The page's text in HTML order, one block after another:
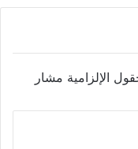
الإلزامية مشار